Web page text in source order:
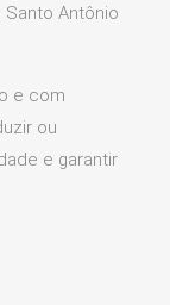
Antônio
e com
ou
e garantir